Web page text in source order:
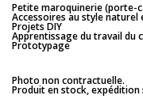
Petite maroquinerie (porte-
Accessoires au style naturel
Projets DIY
Apprentissage du travail du
Prototypage
Photo non contractuelle.
Produit en stock, expédition